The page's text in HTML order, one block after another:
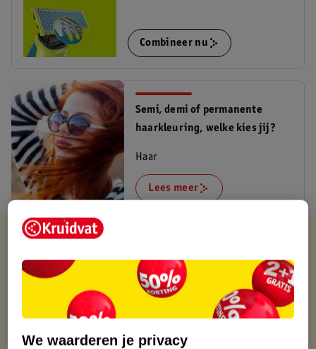
Combineer nu
Semi, demi of permanente
haarkleuring, welke kies jij?
Haar
Lees meer
Kruidvat is altijd voordelig
Gratis ophalen in de winkel
Op werkdagen voor 22:00 uur besteld, volgende dag in huis
Gratis thuisbezorgd vanaf 50.00
Gratis punten met je Kruidvat kaart
We waarderen je privacy